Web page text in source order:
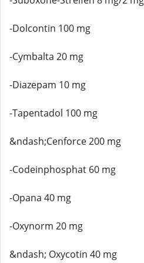
-Dolcontin 100 mg
-Cymbalta 20 mg
-Diazepam 10 mg
-Tapentadol 100 mg
&ndash;Cenforce 200 mg
-Codeinphosphat 60 mg
-Opana 40 mg
-Oxynorm 20 mg
&ndash; Oxycotin 40 mg